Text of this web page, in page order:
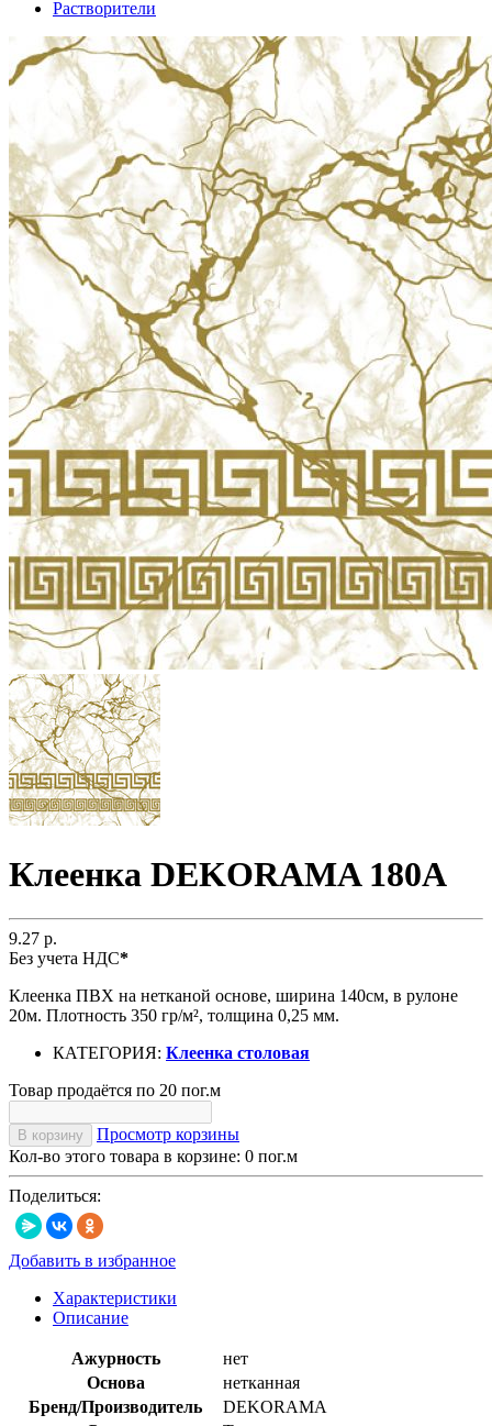
Растворители
Клеенка DEKORAMA 180A
9.27 р.
Без учета НДС*
Клеенка ПВХ на нетканой основе, ширина 140см, в рулоне
20м. Плотность 350 гр/м², толщина 0,25 мм.
КАТЕГОРИЯ: Клеенка столовая
Товар продаётся по 20 пог.м
В корзину
Просмотр корзины
Кол-во этого товара в корзине: 0 пог.м
Поделиться:
Добавить в избранное
Характеристики
Описание
Ажурность
нет
Основа
нетканная
Бренд/Производитель
DEKORAMA